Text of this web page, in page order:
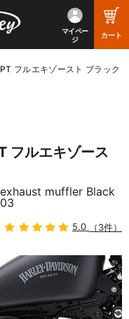
マイペー
ジ
カート
フルエキゾースト ブラック
フルエキゾース
muffler Black
5.0 （3件）